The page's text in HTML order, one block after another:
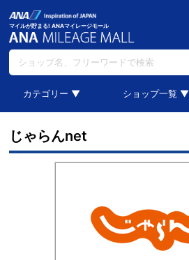
マイルが貯まる! ANAマイレージモール
カテゴリー ▼ ショップ一覧 ▼
じゃらんnet